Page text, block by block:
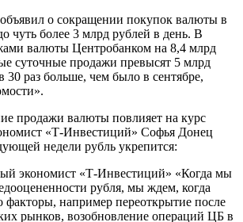
о сокращении покупок валюты в
чуть более 3 млрд рублей в день. В
валюты Центробанком на 8,4 млрд
суточные продажи превысят 5 млрд
30 раз больше, чем было в сентябре,
продажи валюты повлияет на курс
«Т-Инвестиций» Софья Донец
недели рубль укрепится:
экономист «Т-Инвестиций» «Когда мы
рубля, мы ждем, когда
факторы, например переоткрытие после
рынков, возобновление операций ЦБ в